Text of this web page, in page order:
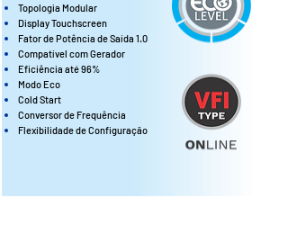
Topologia Modular
Display Touchscreen
Fator de Potência de Saída 1.0
Compatível com Gerador
Eficiência até 96%
Modo Eco
Cold Start
Conversor de Frequência
Flexibilidade de Configuração